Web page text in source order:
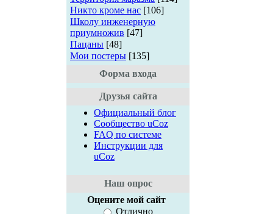
Никто кроме нас [106]
Школу инженерную
приумножив [47]
Пацаны [48]
Мои постеры [135]
Форма входа
Друзья сайта
Официальный блог
Сообщество uCoz
FAQ по системе
Инструкции для
uCoz
Наш опрос
Оцените мой сайт
Отлично